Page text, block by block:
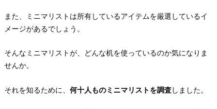
また、ミニマリストは所有しているアイテムを厳選しているイ
メージがあるでしょう。
そんなミニマリストが、どんな机を使っているのか気になりま
せんか。
それを知るために、 何十人ものミニマリストを調査しました。